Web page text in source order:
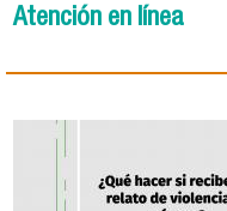
Atención en línea